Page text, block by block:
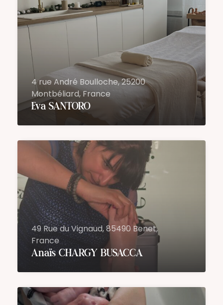
Eva SANTORO
4 rue André Boulloche, 25200
Montbéliard, France
Anaïs CHARGY BUSACCA
49 Rue du Vignaud, 85490 Benet,
France